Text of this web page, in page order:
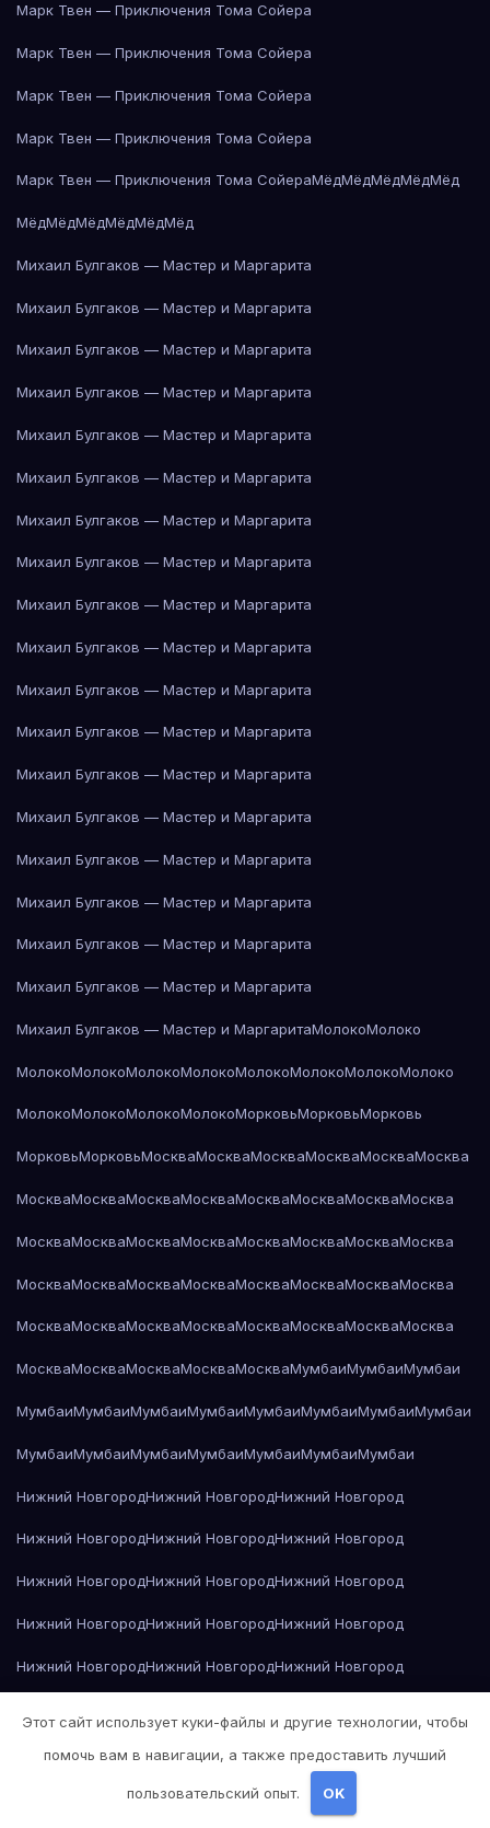
Марк Твен — Приключения Тома Сойера
Марк Твен — Приключения Тома Сойера
Марк Твен — Приключения Тома Сойера
Марк Твен — Приключения Тома Сойера
Марк Твен — Приключения Тома СойераМёдМёдМёдМёдМёд
МёдМёдМёдМёдМёдМёд
Михаил Булгаков — Мастер и Маргарита
Михаил Булгаков — Мастер и Маргарита
Михаил Булгаков — Мастер и Маргарита
Михаил Булгаков — Мастер и Маргарита
Михаил Булгаков — Мастер и Маргарита
Михаил Булгаков — Мастер и Маргарита
Михаил Булгаков — Мастер и Маргарита
Михаил Булгаков — Мастер и Маргарита
Михаил Булгаков — Мастер и Маргарита
Михаил Булгаков — Мастер и Маргарита
Михаил Булгаков — Мастер и Маргарита
Михаил Булгаков — Мастер и Маргарита
Михаил Булгаков — Мастер и Маргарита
Михаил Булгаков — Мастер и Маргарита
Михаил Булгаков — Мастер и Маргарита
Михаил Булгаков — Мастер и Маргарита
Михаил Булгаков — Мастер и Маргарита
Михаил Булгаков — Мастер и Маргарита
Михаил Булгаков — Мастер и МаргаритаМолокоМолоко
МолокоМолокоМолокоМолокоМолокоМолокоМолокоМолоко
МолокоМолокоМолокоМолокоМорковьМорковьМорковь
МорковьМорковьМоскваМоскваМоскваМоскваМоскваМосква
МоскваМоскваМоскваМоскваМоскваМоскваМоскваМосква
МоскваМоскваМоскваМоскваМоскваМоскваМоскваМосква
МоскваМоскваМоскваМоскваМоскваМоскваМоскваМосква
МоскваМоскваМоскваМоскваМоскваМоскваМоскваМосква
МоскваМоскваМоскваМоскваМоскваМумбаиМумбаиМумбаи
МумбаиМумбаиМумбаиМумбаиМумбаиМумбаиМумбаиМумбаи
МумбаиМумбаиМумбаиМумбаиМумбаиМумбаиМумбаи
Нижний НовгородНижний НовгородНижний Новгород
Нижний НовгородНижний НовгородНижний Новгород
Нижний НовгородНижний НовгородНижний Новгород
Нижний НовгородНижний НовгородНижний Новгород
Нижний НовгородНижний НовгородНижний Новгород
Нижний Новгород Николай Гоголь — Мёртвые души
Николай Гоголь — Мёртвые души
Этот сайт использует куки-файлы и другие технологии, чтобы
помочь вам в навигации, а также предоставить лучший
пользовательский опыт. OK